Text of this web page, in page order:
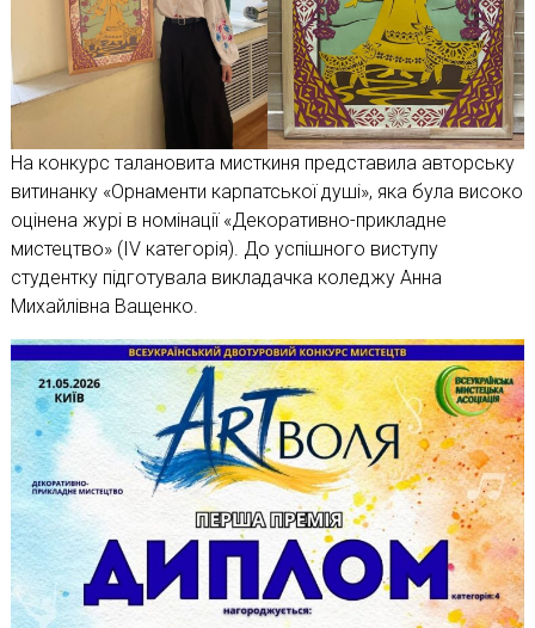
На конкурс талановита мисткиня представила авторську
витинанку «Орнаменти карпатської душі», яка була високо
оцінена журі в номінації «Декоративно-прикладне
мистецтво» (IV категорія). До успішного виступу
студентку підготувала викладачка коледжу Анна
Михайлівна Ващенко.